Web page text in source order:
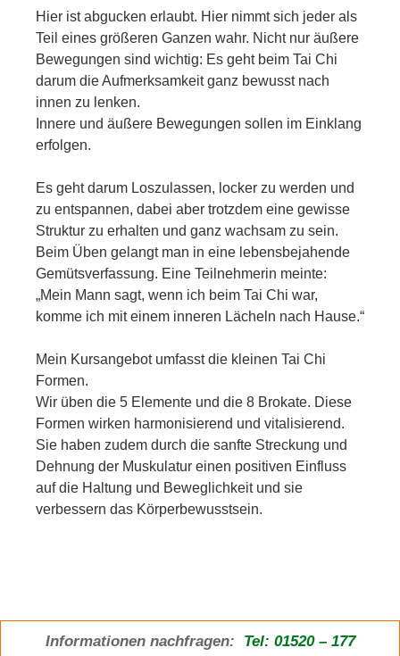
Hier ist abgucken erlaubt. Hier nimmt sich jeder als
Teil eines größeren Ganzen wahr. Nicht nur äußere
Bewegungen sind wichtig: Es geht beim Tai Chi
darum die Aufmerksamkeit ganz bewusst nach
innen zu lenken.
Innere und äußere Bewegungen sollen im Einklang
erfolgen.
Es geht darum Loszulassen, locker zu werden und
zu entspannen, dabei aber trotzdem eine gewisse
Struktur zu erhalten und ganz wachsam zu sein.
Beim Üben gelangt man in eine lebensbejahende
Gemütsverfassung. Eine Teilnehmerin meinte:
„Mein Mann sagt, wenn ich beim Tai Chi war,
komme ich mit einem inneren Lächeln nach Hause.“
Mein Kursangebot umfasst die kleinen Tai Chi
Formen.
Wir üben die 5 Elemente und die 8 Brokate. Diese
Formen wirken harmonisierend und vitalisierend.
Sie haben zudem durch die sanfte Streckung und
Dehnung der Muskulatur einen positiven Einfluss
auf die Haltung und Beweglichkeit und sie
verbessern das Körperbewusstsein.
Informationen nachfragen:
Tel: 01520 – 177